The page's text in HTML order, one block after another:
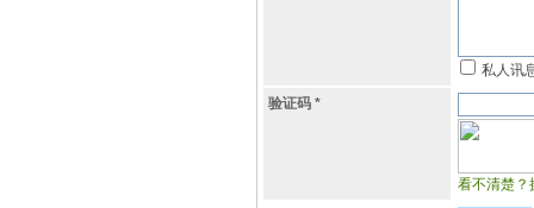
私人讯
验证码 *
看不清楚？